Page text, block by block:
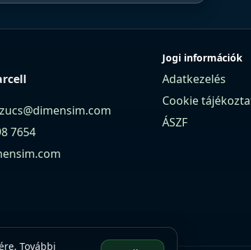
További
7654
Jogi információk
Adatkezelés
Cookie
ÁSZF